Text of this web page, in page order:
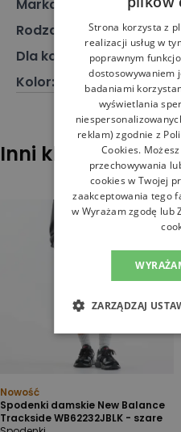
Marka
New Balance
Rodzaj
Odzież, Spodenki
Dla kogo
Dla niej
Kolor: Czarny
Inni klienci
Nowość
Spodenki damskie New Balance
Trackside WB62232JBLK - szare
Strona korzysta z
realizacji usług w
poprawnym
dostosowywaniem
badaniami
wyświetlania
reklam) zgodnie z
Cookies.
przechowywania
cookies w Twojej
zaakceptowania tego
w Wyrażam zgodę lub
ZARZĄDZAJ